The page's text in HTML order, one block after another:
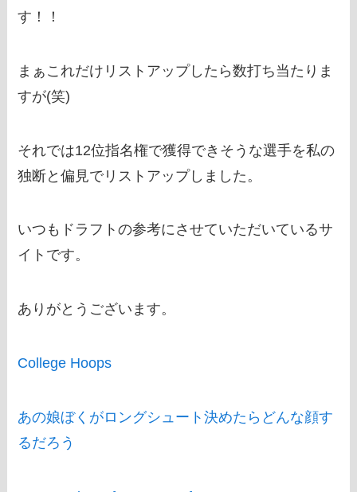
す！！
まぁこれだけリストアップしたら数打ち当たりま
すが(笑)
それでは12位指名権で獲得できそうな選手を私の
独断と偏見でリストアップしました。
いつもドラフトの参考にさせていただいているサ
イトです。
ありがとうございます。
College Hoops
あの娘ぼくがロングシュート決めたらどんな顔す
るだろう